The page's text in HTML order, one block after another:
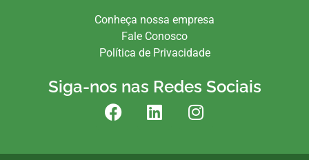
Conheça nossa empresa
Fale Conosco
Política de Privacidade
Siga-nos nas Redes Sociais